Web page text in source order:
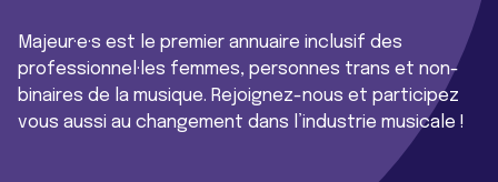
Majeur·e·s est le premier annuaire inclusif des
professionnel·les femmes, personnes trans et non-
binaires de la musique. Rejoignez-nous et participez
vous aussi au changement dans l’industrie musicale !